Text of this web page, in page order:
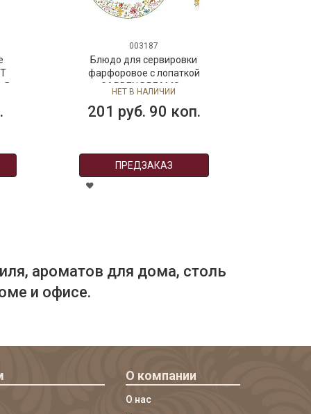
003187
Блюдо для сервировки
фарфоровое с лопаткой
GARDEN DREAMS в
НЕТ В НАЛИЧИИ
201 руб. 90 коп.
ПРЕДЗАКАЗ
ароматов для дома, столь
и офисе.
О компании
О нас